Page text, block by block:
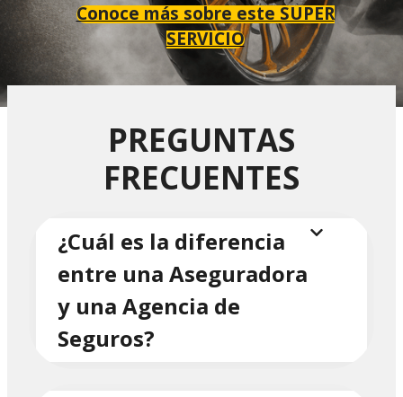
Conoce más sobre este SUPER
SERVICIO
PREGUNTAS
FRECUENTES
¿Cuál es la diferencia
entre una Aseguradora
y una Agencia de
Seguros?